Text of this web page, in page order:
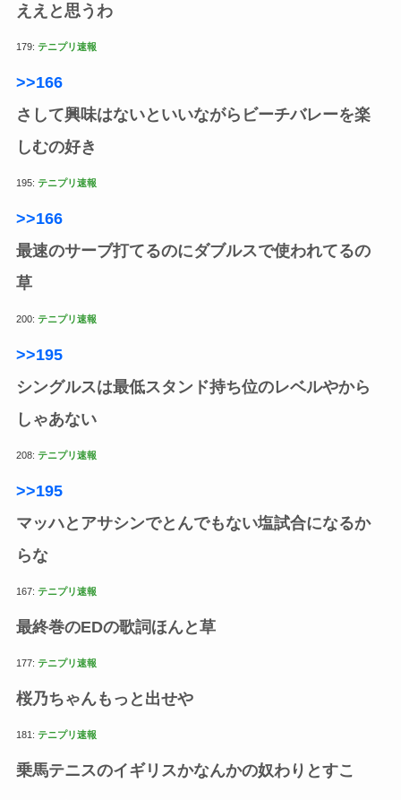
ええと思うわ
179: テニプリ速報
>>166
さして興味はないといいながらビーチバレーを楽
しむの好き
195: テニプリ速報
>>166
最速のサーブ打てるのにダブルスで使われてるの
草
200: テニプリ速報
>>195
シングルスは最低スタンド持ち位のレベルやから
しゃあない
208: テニプリ速報
>>195
マッハとアサシンでとんでもない塩試合になるか
らな
167: テニプリ速報
最終巻のEDの歌詞ほんと草
177: テニプリ速報
桜乃ちゃんもっと出せや
181: テニプリ速報
乗馬テニスのイギリスかなんかの奴わりとすこ